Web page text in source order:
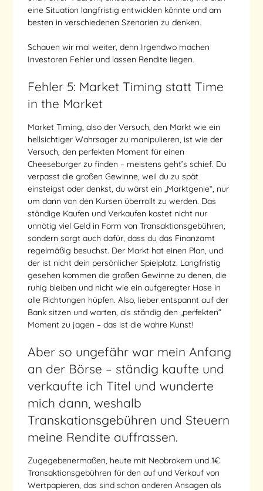
eine Situation langfristig entwicklen könnte und am
besten in verschiedenen Szenarien zu denken.
Schauen wir mal weiter, denn Irgendwo machen
Investoren Fehler und lassen Rendite liegen.
Fehler 5: Market Timing statt Time
in the Market
Market Timing, also der Versuch, den Markt wie ein
hellsichtiger Wahrsager zu manipulieren, ist wie der
Versuch, den perfekten Moment für einen
Cheeseburger zu finden – meistens geht’s schief. Du
verpasst die großen Gewinne, weil du zu spät
einsteigst oder denkst, du wärst ein „Marktgenie“, nur
um dann von den Kursen überrollt zu werden. Das
ständige Kaufen und Verkaufen kostet nicht nur
unnötig viel Geld in Form von Transaktionsgebühren,
sondern sorgt auch dafür, dass du das Finanzamt
regelmäßig besuchst. Der Markt hat einen Plan, und
der ist nicht dein persönlicher Spielplatz. Langfristig
gesehen kommen die großen Gewinne zu denen, die
ruhig bleiben und nicht wie ein aufgeregter Hase in
alle Richtungen hüpfen. Also, lieber entspannt auf der
Bank sitzen und warten, als ständig den „perfekten“
Moment zu jagen – das ist die wahre Kunst!
Aber so ungefähr war mein Anfang
an der Börse – ständig kaufte und
verkaufte ich Titel und wunderte
mich dann, weshalb
Transkationsgebühren und Steuern
meine Rendite auffrassen.
Zugegebenermaßen, heute mit Neobrokern und 1€
Transaktionsgebühren für den auf und Verkauf von
Wertpapieren, das sind schon anderen Ansagen als